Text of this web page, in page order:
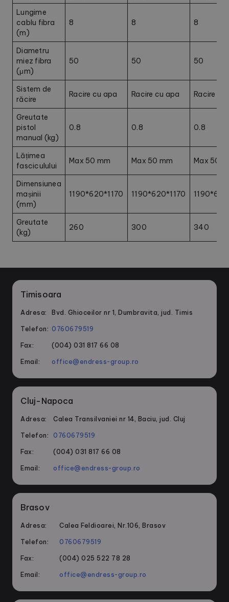
Lungime
cablu fibra
(m)
8 8 8
Diametru
miez fibra
(μm)
50 50 50
Sistem de
răcire
Racire cu apa Racire cu apa Racire cu
Greutate
pistol
manual (kg)
0.8 0.8 0.8
Lățimea
fasciculului
Max 50 mm Max 50 mm Max 50
Dimensiunea
mașinii
(mm)
1190*620*1170 1190*620*1170
Greutate
(kg)
260 300 340
Timisoara
Adresa: Bvd. Ghioceilor nr 1, Dumbravita, jud. Timis
Telefon: 0760679519
Fax: (004) 031 817 66 08
Email: office@endress-group.ro
Cluj-Napoca
Adresa: Calea Transilvaniei nr 14, Baciu, jud. Cluj
Telefon: 0760679519
Fax: (004) 031 817 66 08
Email: office@endress-group.ro
Brasov
Adresa: Calea Feldioarei, Nr.106, Brasov
Telefon: 0760679519
Fax: (004) 025 522 78 28
Email: office@endress-group.ro